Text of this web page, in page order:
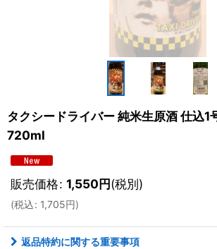
タクシードライバー 純米生原酒 仕込1
720ml
販売価格: 1,550円(税別)
(税込: 1,705円)
返品特約に関する重要事項